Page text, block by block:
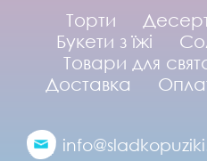
Торти
Букети з їжі
Товари для
Доставка